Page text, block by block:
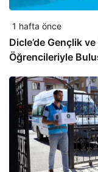
1 hafta önce
Dicle’de Gençlik
Öğrencileriyle